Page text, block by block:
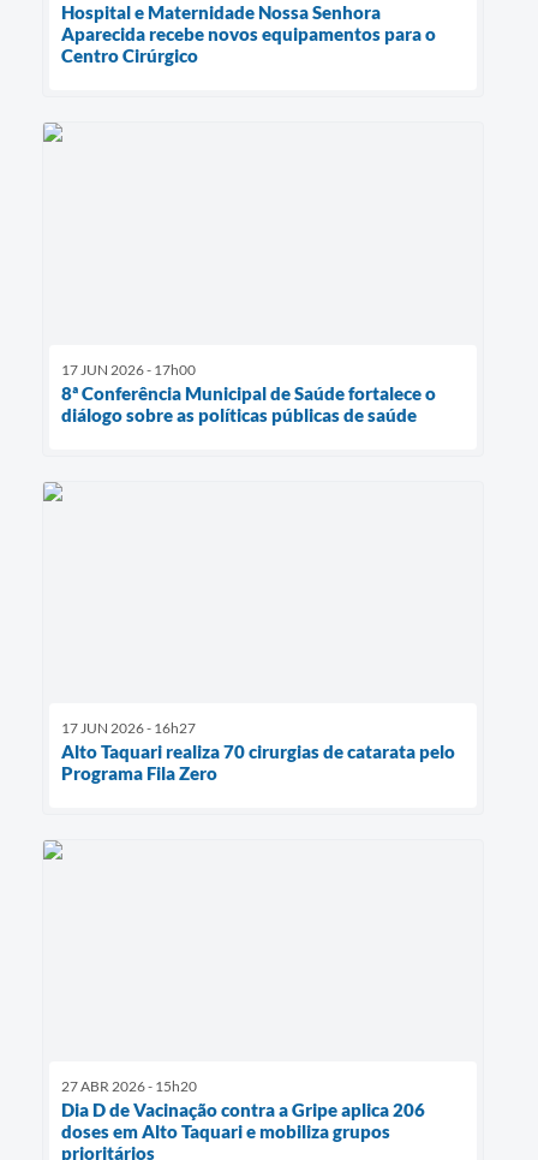
Hospital e Maternidade Nossa Senhora
Aparecida recebe novos equipamentos para o
Centro Cirúrgico
17 JUN 2026 - 17h00
8ª Conferência Municipal de Saúde fortalece o
diálogo sobre as políticas públicas de saúde
17 JUN 2026 - 16h27
Alto Taquari realiza 70 cirurgias de catarata pelo
Programa Fila Zero
27 ABR 2026 - 15h20
Dia D de Vacinação contra a Gripe aplica 206
doses em Alto Taquari e mobiliza grupos
prioritários